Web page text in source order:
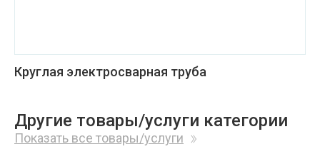
Круглая электросварная труба
Другие товары/услуги категории
Показать все товары/услуги